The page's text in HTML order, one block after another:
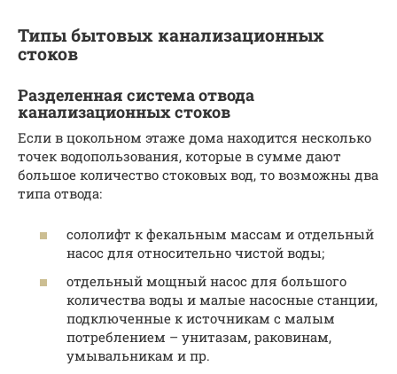
Типы бытовых канализационных
стоков
Разделенная система отвода
канализационных стоков
Если в цокольном этаже дома находится несколько
точек водопользования, которые в сумме дают
большое количество стоковых вод, то возможны два
типа отвода:
сололифт к фекальным массам и отдельный
насос для относительно чистой воды;
отдельный мощный насос для большого
количества воды и малые насосные станции,
подключенные к источникам с малым
потреблением – унитазам, раковинам,
умывальникам и пр.